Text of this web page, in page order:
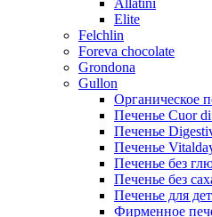
Allatini
Elite
Felchlin
Foreva chocolate
Grondona
Gullon
Органическое
Печенье Cuor
Печенье
Печенье
Печенье без
Печенье без
Печенье для
Фирменное